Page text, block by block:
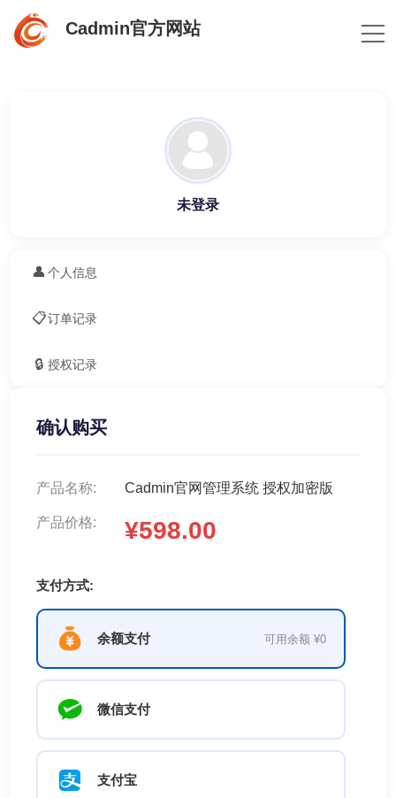
Cadmin官方网站
未登录
👤 个人信息
📋订单记录
🔒 授权记录
确认购买
产品名称: Cadmin官网管理系统 授权加密版
产品价格: ¥598.00
支付方式:
余额支付 可用余额 ¥0
微信支付
支付宝